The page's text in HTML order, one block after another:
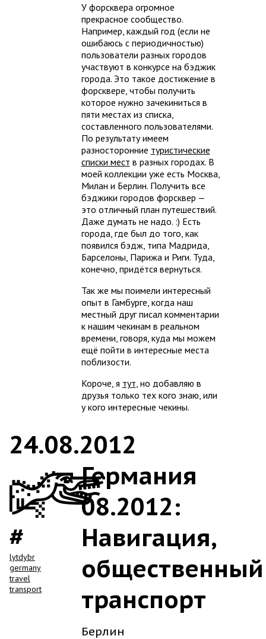
У форсквера огромное
прекрасное сообщество.
Например, каждый год (если не
ошибаюсь с периодичностью)
пользователи разных городов
участвуют в конкурсе на бэджик
города. Это такое достижение в
форсквере, чтобы получить
которое нужно зачекиниться в
пяти местах из списка,
составленного пользователями.
По результату имеем
разносторонние туристические
списки мест в разных городах. В
моей коллекции уже есть Москва,
Милан и Берлин. Получить все
бэджики городов форсквер —
это отличный план путешествий.
Даже думать не надо. :) Есть
города, где был до того, как
появился бэдж, типа Мадрида,
Барселоны, Парижа и Риги. Туда,
конечно, придётся вернуться.
Так же мы поимели интересный
опыт в Гамбурге, когда наш
местный друг писал комментарии
к нашим чекинам в реальном
времени, говоря, куда мы можем
ещё пойти в интересные места
поблизости.
Короче, я тут, но добавляю в
друзья только тех кого знаю, или
у кого интересные чекины.
lytdybr
germany
travel
transport
24.08.2012
Германия
08.2012:
Навигация,
общественный
транспорт
Берлин